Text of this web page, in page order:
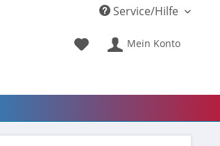
Service/Hilfe
Mein Konto